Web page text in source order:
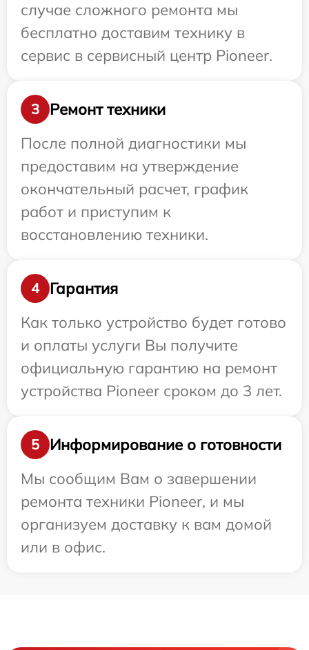
случае сложного ремонта мы
бесплатно доставим технику в
сервис в сервисный центр Pioneer.
3
Ремонт техники
После полной диагностики мы
предоставим на утверждение
окончательный расчет, график
работ и приступим к
восстановлению техники.
4
Гарантия
Как только устройство будет готово
и оплаты услуги Вы получите
официальную гарантию на ремонт
устройства Pioneer сроком до 3 лет.
5
Информирование о готовности
Мы сообщим Вам о завершении
ремонта техники Pioneer, и мы
организуем доставку к вам домой
или в офис.